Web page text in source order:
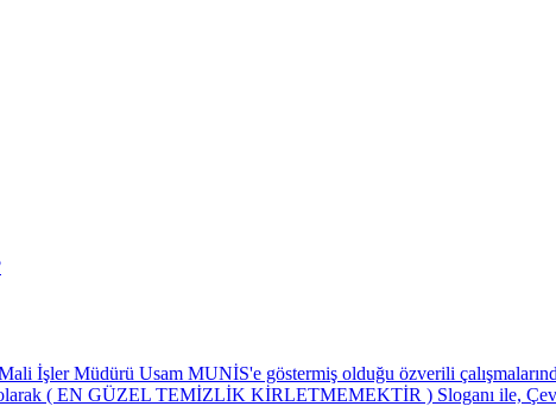
İşler Müdürü Usam MUNİS'e göstermiş olduğu özverili
( EN GÜZEL TEMİZLİK KİRLETMEMEKTİR ) Sloganı ile,